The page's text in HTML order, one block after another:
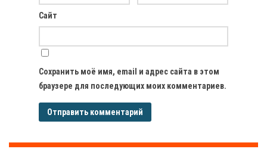
Сайт
Сохранить моё имя, email и адрес сайта в этом
браузере для последующих моих комментариев.